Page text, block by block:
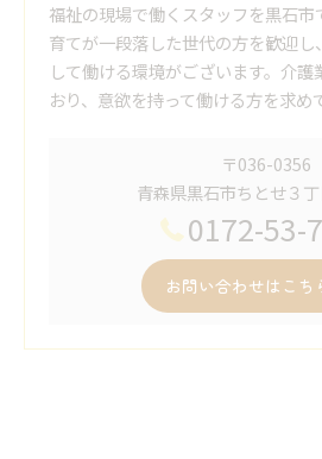
福祉の現場で働くスタッフを黒石
育てが一段落した世代の方を歓迎
して働ける環境がございます。介
おり、意欲を持って働ける方を求め
〒036-0356
青森県黒石市ちとせ３
0172-53-
お問い合わせはこち